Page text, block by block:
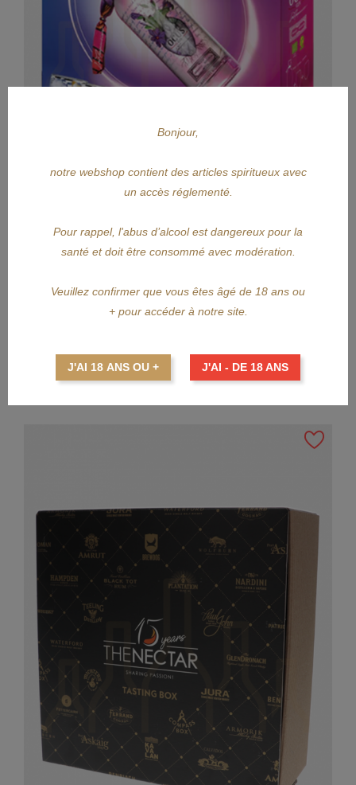
APERÇU RAPIDE
OCUS Gin Giftbox
AJOUTER AU PANIER
Bonjour,
notre webshop contient des articles spiritueux avec
un accès réglementé.
Pour rappel, l'abus d’alcool est dangereux pour la
santé et doit être consommé avec modération.
Veuillez confirmer que vous êtes âgé de 18 ans ou
+ pour accéder à notre site.
J'AI 18 ANS OU + J'AI - DE 18 ANS